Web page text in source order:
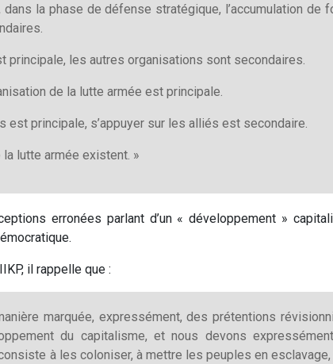
la phase de défense stratégique, l’accumulation de
principale, les autres organisations sont secondaires.
de la lutte armée est principale.
est principale, s’appuyer sur les alliés est secondaire.
lutte armée existent. »
erronées parlant d’un « développement »
il rappelle que :
marquée, expressément, des prétentions
du capitalisme, et nous devons
à les coloniser, à mettre les peuples en